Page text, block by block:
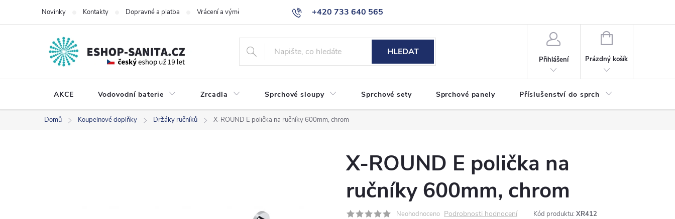
+420 733 640 565
info@eshop-sanita.cz
Novinky Kontakty Dopravné a platba Vrácení a výměna zboží Reklamace Obchodní podmínky
HLEDAT
Přihlášení
NÁKUPNÍ
Prázdný košík
AKCE Vodovodní baterie Zrcadla Sprchové sloupy Sprchové sety Sprchové panely Příslušenství do sprch
Domů Koupelnové doplňky Držáky ručníků X-ROUND E polička na ručníky 600mm, chrom
X-ROUND E polička na
ručníky 600mm, chrom
Neohodnoceno Podrobnosti hodnocení Kód produktu: XR412